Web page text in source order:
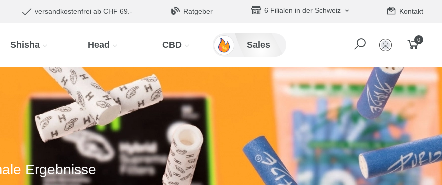
versandkostenfrei ab CHF 69.- Ratgeber 6 Filialen in der Schweiz Kontakt
Shisha Head CBD Sales
0
Ergebnisse